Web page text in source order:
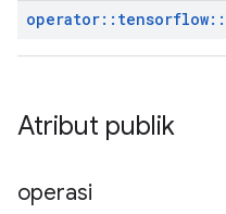
operator:: tensorflow::
Atribut publik
operasi